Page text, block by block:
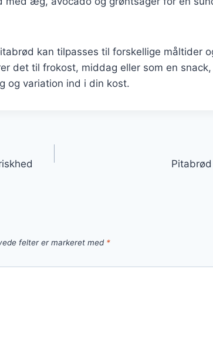
kan tilpasses til forskellige måltider
det til frokost, middag eller som en
og variation ind i din kost.
felter er markeret med *